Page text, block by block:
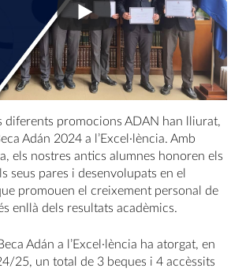
diferents promocions ADAN han lliurat,
Adán 2024 a l’Excel·lència. Amb
els nostres antics alumnes honoren els
seus pares i desenvolupats en el
promouen el creixement personal de
enllà dels resultats acadèmics.
Adán a l’Excel·lència ha atorgat, en
25, un total de 3 beques i 4 accèssits